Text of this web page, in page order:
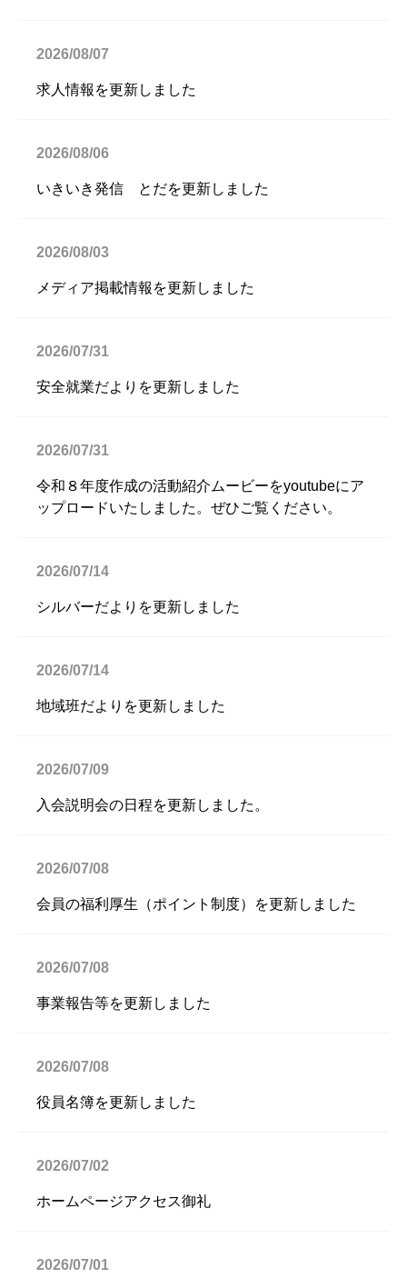
2026/08/07
求人情報を更新しました
2026/08/06
いきいき発信 とだを更新しました
2026/08/03
メディア掲載情報を更新しました
2026/07/31
安全就業だよりを更新しました
2026/07/31
令和８年度作成の活動紹介ムービーをyoutubeにア
ップロードいたしました。ぜひご覧ください。
2026/07/14
シルバーだよりを更新しました
2026/07/14
地域班だよりを更新しました
2026/07/09
入会説明会の日程を更新しました。
2026/07/08
会員の福利厚生（ポイント制度）を更新しました
2026/07/08
事業報告等を更新しました
2026/07/08
役員名簿を更新しました
2026/07/02
ホームページアクセス御礼
2026/07/01